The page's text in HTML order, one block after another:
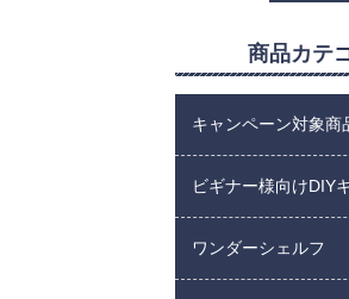
商品カテ
キャンペーン対象商
ビギナー様向けDIY
ワンダーシェルフ